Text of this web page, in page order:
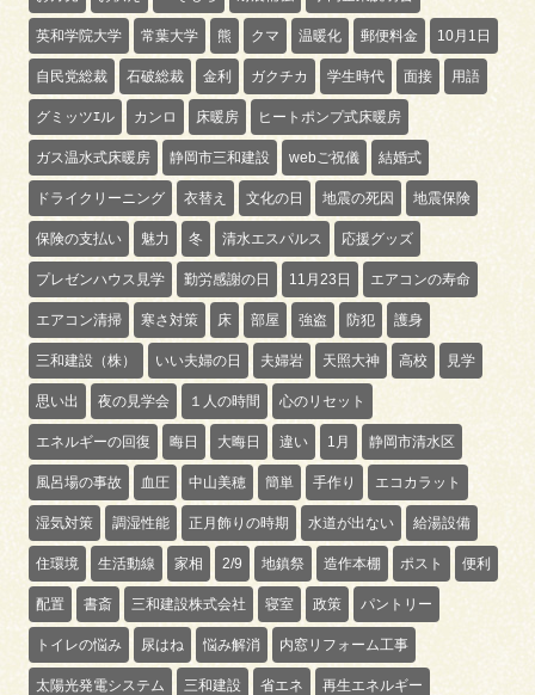
英和学院大学 常葉大学 熊 クマ 温暖化 郵便料金 10月1日
自民党総裁 石破総裁 金利 ガクチカ 学生時代 面接 用語
グミッツｴル カンロ 床暖房 ヒートポンプ式床暖房
ガス温水式床暖房 静岡市三和建設 webご祝儀 結婚式
ドライクリーニング 衣替え 文化の日 地震の死因 地震保険
保険の支払い 魅力 冬 清水エスパルス 応援グッズ
プレゼンハウス見学 勤労感謝の日 11月23日 エアコンの寿命
エアコン清掃 寒さ対策 床 部屋 強盗 防犯 護身
三和建設（株） いい夫婦の日 夫婦岩 天照大神 高校 見学
思い出 夜の見学会 １人の時間 心のリセット
エネルギーの回復 晦日 大晦日 違い 1月 静岡市清水区
風呂場の事故 血圧 中山美穂 簡単 手作り エコカラット
湿気対策 調湿性能 正月飾りの時期 水道が出ない 給湯設備
住環境 生活動線 家相 2/9 地鎮祭 造作本棚 ポスト 便利
配置 書斎 三和建設株式会社 寝室 政策 パントリー
トイレの悩み 尿はね 悩み解消 内窓リフォーム工事
太陽光発電システム 三和建設 省エネ 再生エネルギー